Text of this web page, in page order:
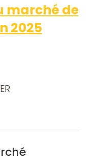
marché de
2025